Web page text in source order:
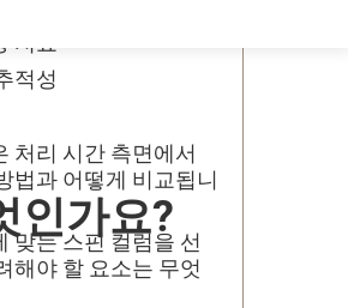
인가요?
지표
적성
처리 시간 측면에서
법과 어떻게 비교됩니
맞는 스핀 컬럼을 선
해야 할 요소는 무엇